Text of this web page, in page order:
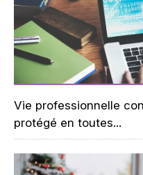
Vie professionnelle
protégé en toutes...